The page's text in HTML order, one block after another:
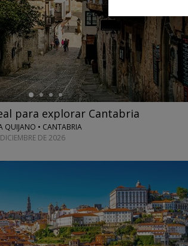
para explorar Cantabria
QUIJANO • CANTABRIA
DE 2026